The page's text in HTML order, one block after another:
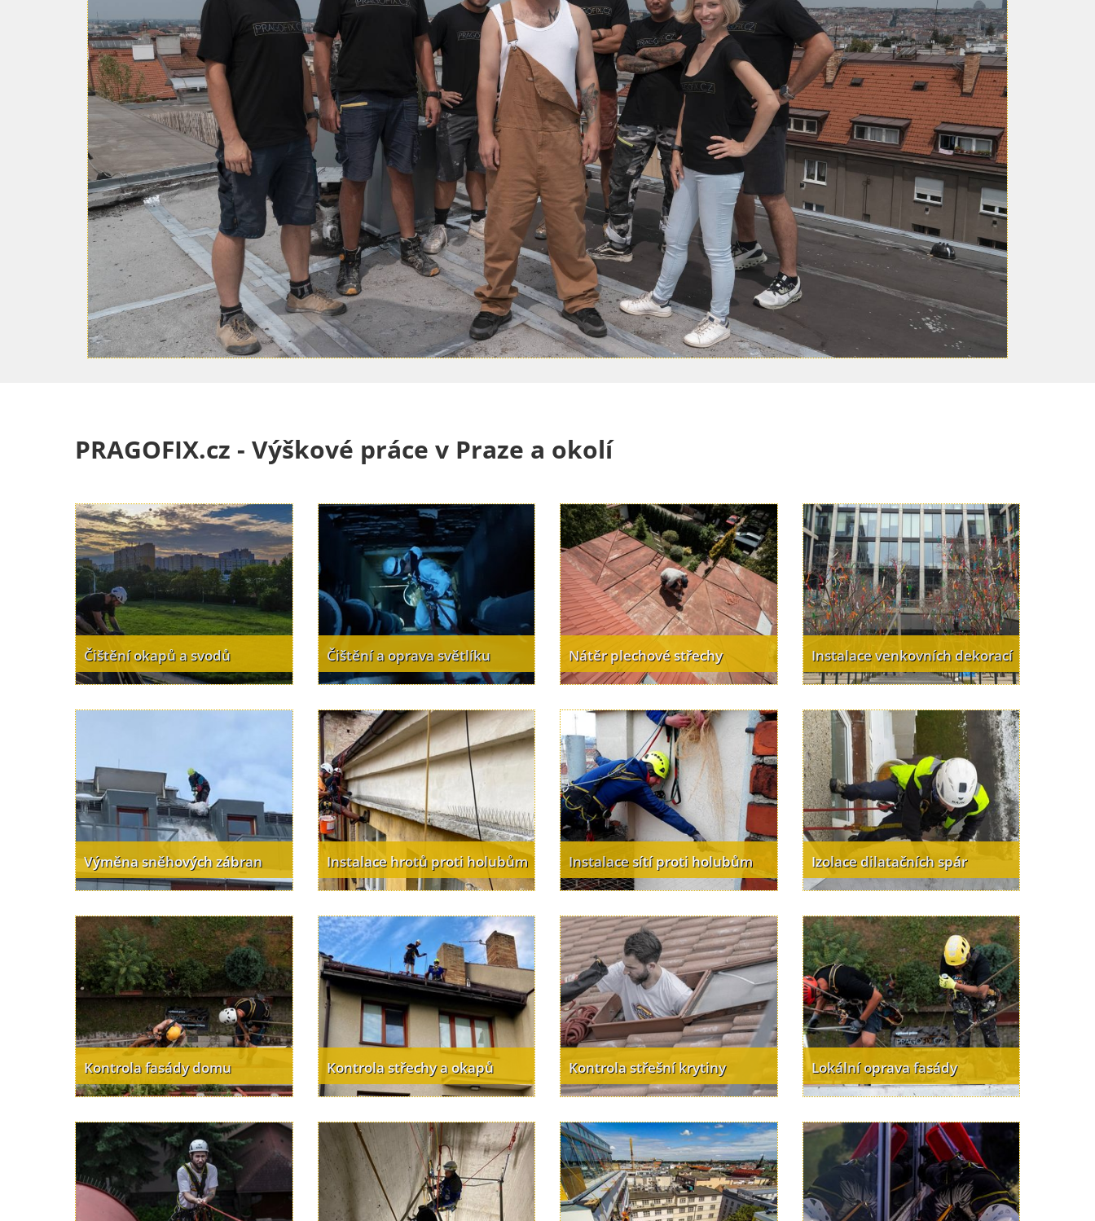
PRAGOFIX.cz - Výškové práce v Praze a okolí
Čištění okapů a svodů Čištění a oprava světlíku Nátěr plechové střechy Instalace venkovních dekorací
Výměna sněhových zábran Instalace hrotů proti holubům Instalace sítí proti holubům Izolace dilatačních spár
Kontrola fasády domu Kontrola střechy a okapů Kontrola střešní krytiny Lokální oprava fasády